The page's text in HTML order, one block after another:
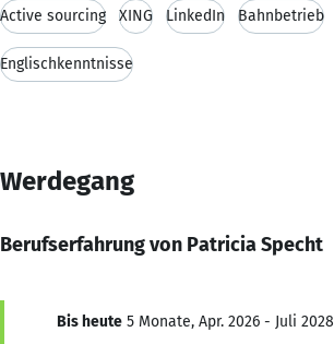
Active sourcing XING LinkedIn Bahnbetrieb
Englischkenntnisse
Werdegang
Berufserfahrung von Patricia Specht
Bis heute 5 Monate, Apr. 2026 - Juli 2028